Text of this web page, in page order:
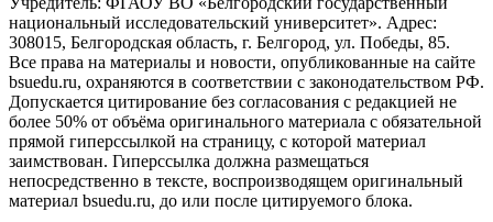
национальный исследовательский университет». Адрес:
308015, Белгородская область, г. Белгород, ул. Победы, 85.
Все права на материалы и новости, опубликованные на сайте
bsuedu.ru, охраняются в соответствии с законодательством РФ.
Допускается цитирование без согласования с редакцией не
более 50% от объёма оригинального материала с обязательной
прямой гиперссылкой на страницу, с которой материал
заимствован. Гиперссылка должна размещаться
непосредственно в тексте, воспроизводящем оригинальный
материал bsuedu.ru, до или после цитируемого блока.